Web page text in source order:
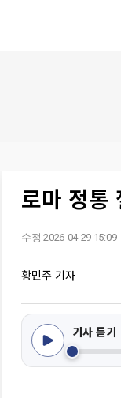
로마 정통
수정 2026-04-29 15:09
황민주 기자
기사 듣기